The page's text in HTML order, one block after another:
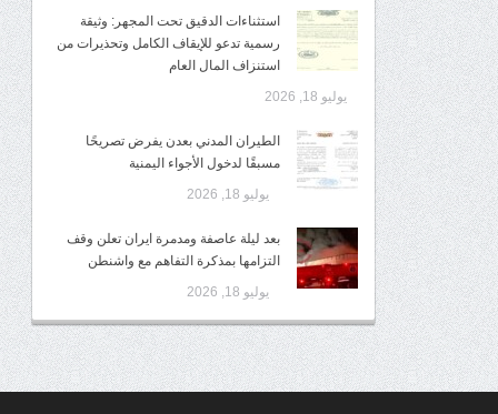
استثناءات الدقيق تحت المجهر: وثيقة
رسمية تدعو للإيقاف الكامل وتحذيرات من
استنزاف المال العام
يوليو 18, 2026
الطيران المدني بعدن يفرض تصريحًا
مسبقًا لدخول الأجواء اليمنية
يوليو 18, 2026
بعد ليلة عاصفة ومدمرة ايران تعلن وقف
التزامها بمذكرة التفاهم مع واشنطن
يوليو 18, 2026